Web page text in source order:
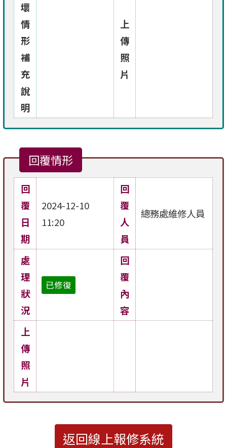
壞
情
形
補
充
說
明
上
傳
照
片
回覆情形
回
覆
日
期
2024-12-10
11:20
回
覆
人
員
總務處維修人員
處
理
狀
況
已修復
回
覆
內
容
上
傳
照
片
返回線上報修系統